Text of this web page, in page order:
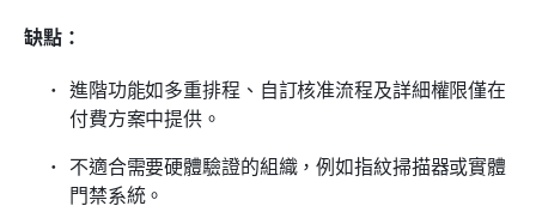
缺點：
進階功能如多重排程、自訂核准流程及詳細權限僅在
付費方案中提供。
不適合需要硬體驗證的組織，例如指紋掃描器或實體
門禁系統。